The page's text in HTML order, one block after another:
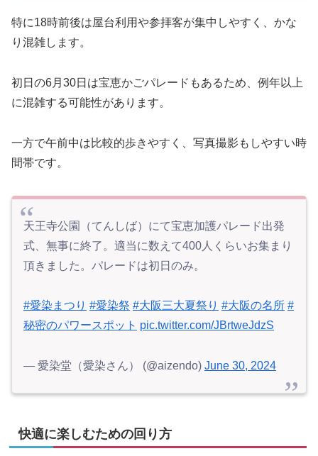
特に18時前後は屋台利用や参拝客が集中しやすく、かな
り混雑します。
初日の6月30日は宝恵かごパレードもあるため、例年以上
に混雑する可能性があります。
一方で午前中は比較的歩きやすく、写真撮影もしやすい時
間帯です。
天王寺公園（てんしば）にて宝恵加護パレード出発
式、無事に終了。適当に数えて400人くらいお集まり
頂きました。パレードは初日のみ。
#愛染まつり #愛染祭 #大阪三大夏祭り #大阪の名所 #
秘密のパワースポット pic.twitter.com/JBrtweJdzS
— 愛染堂（愛染さん） (@aizendo) June 30, 2024
快適に楽しむための回り方